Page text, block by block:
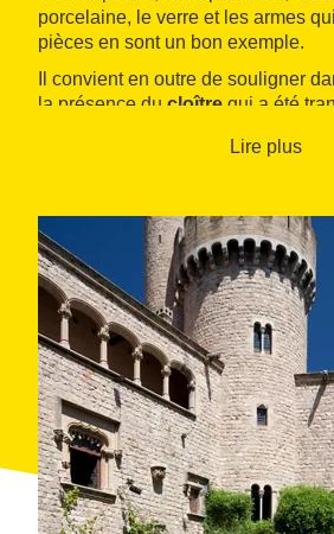
porcelaine, le verre et les armes
pièces en sont un bon exemple.
Il convient en outre de souligner
la présence du cloître qui a été
conserve également une
En été, aux mois de juillet et août,
musique classique s´y tient aussi.
d’une propriété privée, elle se loue
pour la tenue de certains
possible de visiter le château le
samedi de chaque mois.
Lire plus